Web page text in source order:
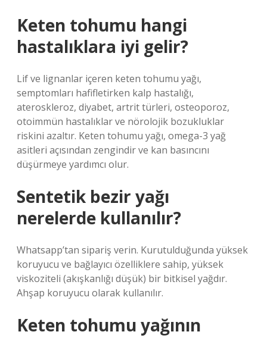
Keten tohumu hangi
hastalıklara iyi gelir?
Lif ve lignanlar içeren keten tohumu yağı,
semptomları hafifletirken kalp hastalığı,
ateroskleroz, diyabet, artrit türleri, osteoporoz,
otoimmün hastalıklar ve nörolojik bozukluklar
riskini azaltır. Keten tohumu yağı, omega-3 yağ
asitleri açısından zengindir ve kan basıncını
düşürmeye yardımcı olur.
Sentetik bezir yağı
nerelerde kullanılır?
Whatsapp’tan sipariş verin. Kurutulduğunda yüksek
koruyucu ve bağlayıcı özelliklere sahip, yüksek
viskoziteli (akışkanlığı düşük) bir bitkisel yağdır.
Ahşap koruyucu olarak kullanılır.
Keten tohumu yağının